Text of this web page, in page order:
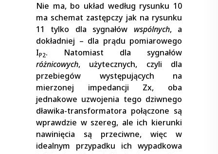
Nie ma, bo układ według rysunku 10
ma schemat zastępczy jak na rysunku
11 tylko dla sygnałów wspólnych, a
dokładniej – dla prądu pomiarowego
IP2. Natomiast dla sygnałów
różnicowych, użytecznych, czyli dla
przebiegów występujących na
mierzonej impedancji Zx, oba
jednakowe uzwojenia tego dziwnego
dławika-transformatora połączone są
wprawdzie w szereg, ale ich kierunki
nawinięcia są przeciwne, więc w
idealnym przypadku ich wypadkowa